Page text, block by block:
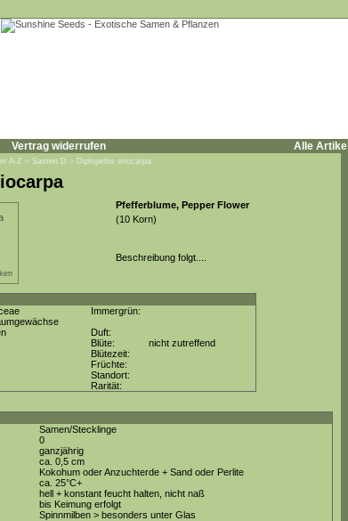
Vertrag widerrufen Alle Artikel
A-Z » Samen D » Diplopeltis eriocarpa
Pfefferblume, Pepper Flower
(10 Korn)
Beschreibung folgt....
Immergrün:
Duft:
Blüte:
nicht zutreffend
Blütezeit:
Früchte:
Standort:
Rarität:
Samen/Stecklinge
0
ganzjährig
ca. 0,5 cm
Kokohum oder Anzuchterde + Sand oder Perlite
ca. 25°C+
hell + konstant feucht halten, nicht naß
bis Keimung erfolgt
Spinnmilben > besonders unter Glas